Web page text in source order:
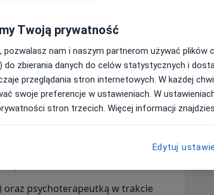
również kobietom
młodzieży doświadczającej
osobom, które zmagają się
lub przeciążenia codziennością.
nawracających kryzysów i
im zapanować lub je zmienić.
poczucia własnej wartości
takie jak przemoc, strata,
na zaufaniu, akceptacji i
o tym, co trudne,
oraz psychoterapeutką w trakcie
Twoją prywatność
pozwalasz nam i naszym partnerom używać plików
do zbierania danych do celów statystycznych i
przeglądania stron internetowych. W każdej
swoje preferencje w ustawieniach. W
stron trzecich. Więcej informacji
Edytuj